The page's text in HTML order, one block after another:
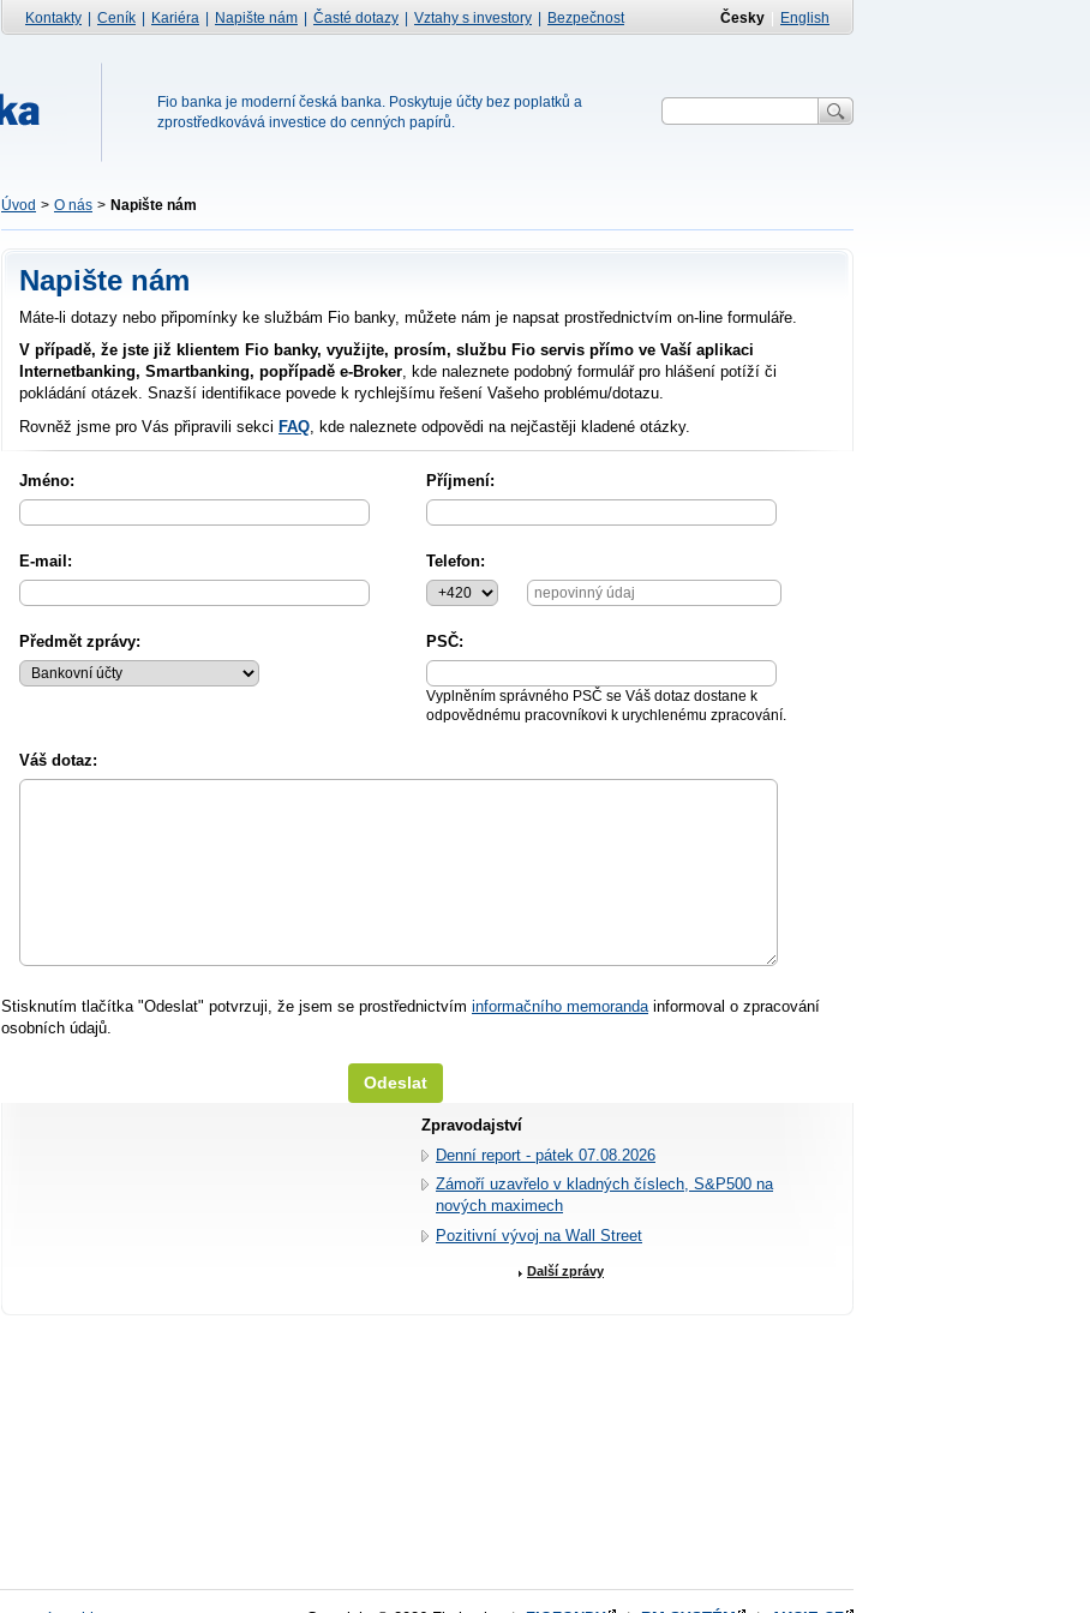
Česky English
Kontakty Ceník Kariéra Napište nám Časté dotazy Vztahy s investory Bezpečnost
Fio banka je moderní česká banka. Poskytuje účty bez poplatků a
zprostředkovává investice do cenných papírů.
Úvod > O nás > Napište nám
Napište nám
Máte-li dotazy nebo připomínky ke službám Fio banky, můžete nám je napsat prostřednictvím on-line formuláře.
V případě, že jste již klientem Fio banky, využijte, prosím, službu Fio servis přímo ve Vaší aplikaci
Internetbanking, Smartbanking, popřípadě e-Broker, kde naleznete podobný formulář pro hlášení potíží či
pokládání otázek. Snazší identifikace povede k rychlejšímu řešení Vašeho problému/dotazu.
Rovněž jsme pro Vás připravili sekci FAQ, kde naleznete odpovědi na nejčastěji kladené otázky.
Jméno: Příjmení:
E-mail: Telefon:
Předmět zprávy: PSČ:
Vyplněním správného PSČ se Váš dotaz dostane k
odpovědnému pracovníkovi k urychlenému zpracování.
Váš dotaz:
Stisknutím tlačítka "Odeslat" potvrzuji, že jsem se prostřednictvím informačního memorandainformoval o zpracování
osobních údajů.
Zpravodajství
Denní report - pátek 07.08.2026
Zámoří uzavřelo v kladných číslech, S&P500 na
nových maximech
Pozitivní vývoj na Wall Street
Další zprávy